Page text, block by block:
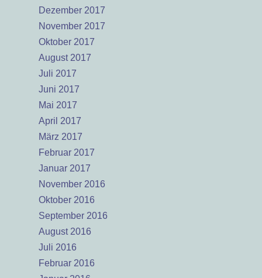
Dezember 2017
November 2017
Oktober 2017
August 2017
Juli 2017
Juni 2017
Mai 2017
April 2017
März 2017
Februar 2017
Januar 2017
November 2016
Oktober 2016
September 2016
August 2016
Juli 2016
Februar 2016